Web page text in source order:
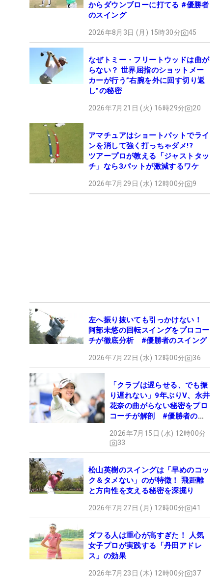
からダウンブローに打てる #優勝者
のスイング
2026年8月3日 (月) 15時30分 45
なぜトミー・フリートウッドは曲が
らない？ 世界屈指のショットメー
カーが行う”右腕を外に回す切り返
し”の秘密
2026年7月21日 (火) 16時29分 20
アマチュアはショートパットでライ
ンを消して強く打っちゃダメ!?
ツアープロが教える「ジャストタッ
チ」なら3パットが激減するワケ
2026年7月29日 (水) 12時00分 9
左へ振り抜いても引っかけない！
阿部未悠の回転スイングをプロコー
チが徹底分析 #優勝者のスイング
2026年7月22日 (水) 12時00分 36
「クラブは遅らせる、でも振
り遅れない」9年ぶりV、永井
花奈の曲がらない秘密をプロ
コーチが解剖 #優勝者のス
2026年7月15日 (水) 12時00分
33
松山英樹のスイングは「早めのコッ
ク＆タメない」のが特徴！ 飛距離
と方向性を支える秘密を深掘り
2026年7月27日 (月) 12時00分 41
ダフる人は重心が高すぎた！ 人気
女子プロが実践する「丹田アドレ
ス」の効果
2026年7月23日 (木) 12時00分 37